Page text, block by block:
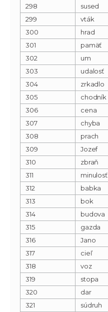
298 sused
299
vták
300
hrad
301
pamäť
302
um
303
udalosť
304
zrkadlo
305
chodník
306
cena
307
chyba
308
prach
309
Jozef
310
zbraň
311
minulosť
312
babka
313
bok
314
budova
315
gazda
316
Jano
317
cieľ
318
voz
319
stopa
320
dar
321
súdruh